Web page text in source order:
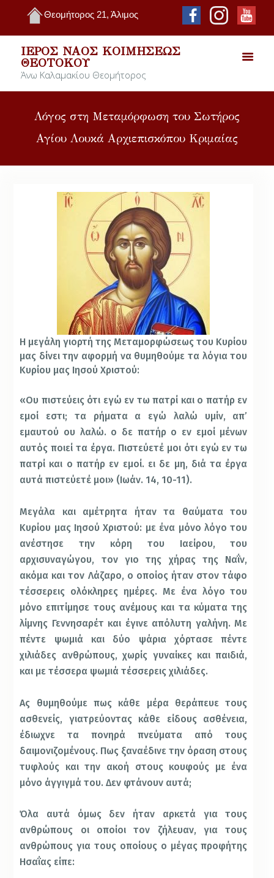
Θεομήτορος 21, Άλιμος
ΙΕΡΌΣ ΝΑΌΣ ΚΟΙΜΉΣΕΩΣ
ΘΕΟΤΌΚΟΥ
Άνω Καλαμακίου Θεομήτορος
Λόγος στη Μεταμόρφωση του Σωτήρος
Αγίου Λουκά Αρχιεπισκόπου Κριμαίας
Η μεγάλη γιορτή της Μεταμορφώσεως του Κυρίου
μας δίνει την αφορμή να θυμηθούμε τα λόγια του
Κυ­ρίου μας Ιησού Χριστού:
«Ου πιστεύεις ότι εγώ εν τω πατρί και ο πατήρ εν
εμοί εστι; τα ρήματα α εγώ λαλώ υμίν, απ’
εμαυτού ου λα­λώ. ο δε πατήρ ο εν εμοί μένων
αυτός ποιεί τα έργα. Πι­στεύετέ μοι ότι εγώ εν τω
πατρί και ο πατήρ εν εμοί. ει δε μη, διά τα έργα
αυτά πιστεύετέ μοι» (Ιωάν. 14, 10-11).
Μεγάλα και αμέτρητα ήταν τα θαύματα του
Κυρίου μας Ιησού Χριστού: με ένα μόνο λόγο του
ανέστησε την κόρη του Ιαείρου, του
αρχισυναγώγου, τον γιο της χήρας της Ναΐν,
ακόμα και τον Λάζαρο, ο οποίος ήταν στον τάφο
τέσσερεις ολόκληρες ημέρες. Με ένα λόγο του
μόνο επιτίμησε τους ανέμους και τα κύματα της
λίμνης Γεννησαρέτ και έγινε απόλυτη γαλήνη. Με
πέντε ψωμιά και δύο ψάρια χόρτασε πέντε
χιλιάδες ανθρώπους, χωρίς γυναίκες και παιδιά,
και με τέσσερα ψωμιά τέσσερεις χιλιάδες.
Ας θυμηθούμε πως κάθε μέρα θεράπευε τους
ασθενείς, γιατρεύοντας κάθε είδους ασθένεια,
έδιωχνε τα πονηρά πνεύματα από τους
δαιμονιζομένους. Πως ξαναέδινε την όραση στους
τυφλούς και την ακοή στους κουφούς με ένα
μόνο άγγιγμά του. Δεν φτάνουν αυτά;
Όλα αυτά όμως δεν ήταν αρκετά για τους
ανθρώπους οι οποίοι τον ζήλευαν, για τους
ανθρώπους για τους οποίους ο μέγας προφήτης
Ησαΐας είπε: